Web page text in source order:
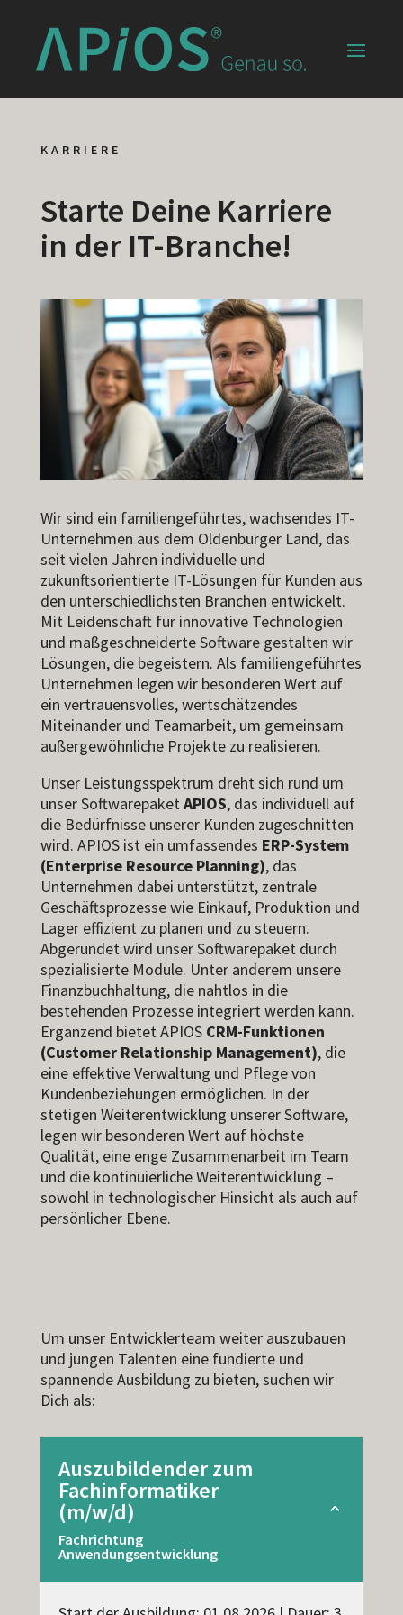
KARRIERE
Starte Deine Karriere
in der IT-Branche!
Wir sind ein familiengeführtes, wachsendes IT-
Unternehmen aus dem Oldenburger Land, das
seit vielen Jahren individuelle und
zukunftsorientierte IT-Lösungen für Kunden aus
den unterschiedlichsten Branchen entwickelt.
Mit Leidenschaft für innovative Technologien
und maßgeschneiderte Software gestalten wir
Lösungen, die begeistern. Als familiengeführtes
Unternehmen legen wir besonderen Wert auf
ein vertrauensvolles, wertschätzendes
Miteinander und Teamarbeit, um gemeinsam
außergewöhnliche Projekte zu realisieren.
Unser Leistungsspektrum dreht sich rund um
unser SoftwarepaketAPIOS, das individuell auf
die Bedürfnisse unserer Kunden zugeschnitten
wird. APIOS ist ein umfassendes ERP-System
(Enterprise Resource Planning), das
Unternehmen dabei unterstützt, zentrale
Geschäftsprozesse wie Einkauf, Produktion und
Lager effizient zu planen und zu steuern.
Abgerundet wird unser Softwarepaket durch
spezialisierte Module. Unter anderem unsere
Finanzbuchhaltung, die nahtlos in die
bestehenden Prozesse integriert werden kann.
Ergänzend bietet APIOS CRM-Funktionen
(Customer Relationship Management), die
eine effektive Verwaltung und Pflege von
Kundenbeziehungen ermöglichen. In der
stetigen Weiterentwicklung unserer Software,
legen wir besonderen Wert auf höchste
Qualität, eine enge Zusammenarbeit im Team
und die kontinuierliche Weiterentwicklung –
sowohl in technologischer Hinsicht als auch auf
persönlicher Ebene.
Um unser Entwicklerteam weiter auszubauen
und jungen Talenten eine fundierte und
spannende Ausbildung zu bieten, suchen wir
Dich als:
Auszubildender zum
Fachinformatiker
(m/w/d)
Fachrichtung
Anwendungsentwicklung
3